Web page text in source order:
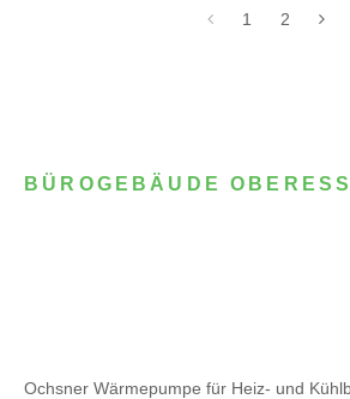
1 2
BÜROGEBÄUDE
Ochsner Wärmepumpe für Heiz- und